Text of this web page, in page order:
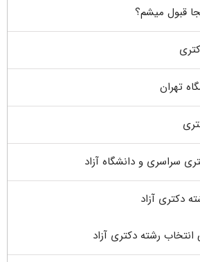
قبول میشم؟
تهران
سراسری و دانشگاه آزاد
دکتری آزاد
رشته دکتری آزاد